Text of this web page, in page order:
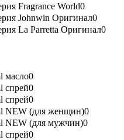
Fragrance World0
Johnwin Оригинал0
La Parretta Оригинал0
масло0
спрей0
спрей0
NEW (для женщин)0
NEW (для мужчин)0
спрей0